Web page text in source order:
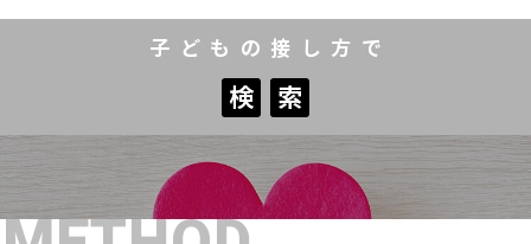
子どもの接し方で
検 索
検 索